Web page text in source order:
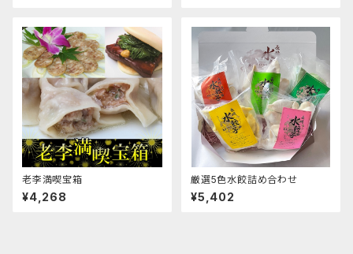
老李満喫宝箱
¥4,268
厳選5色水餃詰め合わせ
¥5,402